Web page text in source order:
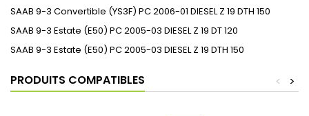
SAAB 9-3 Convertible (YS3F) PC 2006-01 DIESEL Z 19 DTH 150
SAAB 9-3 Estate (E50) PC 2005-03 DIESEL Z 19 DT 120
SAAB 9-3 Estate (E50) PC 2005-03 DIESEL Z 19 DTH 150
PRODUITS COMPATIBLES >
<